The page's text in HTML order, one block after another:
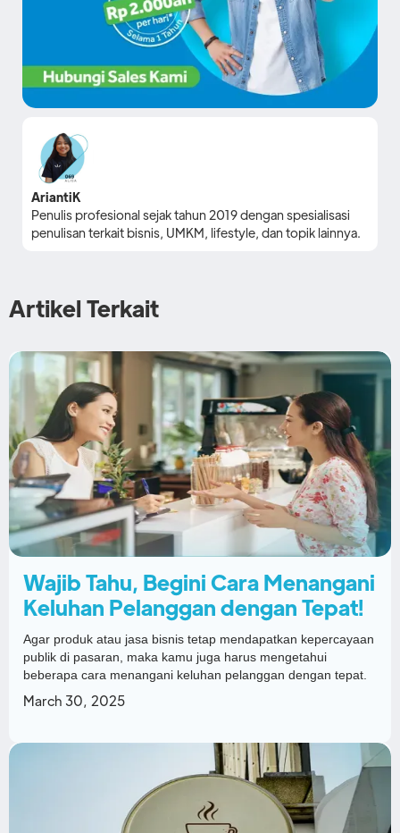
AriantiK
Penulis profesional sejak tahun 2019 dengan spesialisasi
penulisan terkait bisnis, UMKM, lifestyle, dan topik lainnya.
Artikel Terkait
Wajib Tahu, Begini Cara Menangani
Keluhan Pelanggan dengan Tepat!
Agar produk atau jasa bisnis tetap mendapatkan kepercayaan
publik di pasaran, maka kamu juga harus mengetahui
beberapa cara menangani keluhan pelanggan dengan tepat.
March 30, 2025